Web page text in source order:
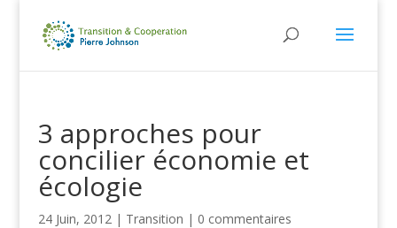
3 approches pour
concilier économie et
écologie
24 Juin, 2012| Transition | 0 commentaires